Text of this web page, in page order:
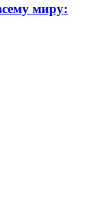
миру: